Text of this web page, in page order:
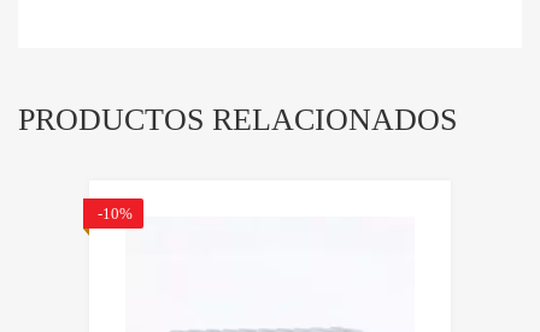
PRODUCTOS RELACIONADOS
-10%